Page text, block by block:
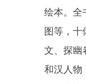
绘本。全
图等，十
文、探幽
和汉人物